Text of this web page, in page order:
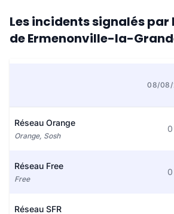
Les incidents signalés
de Ermenonville-la-
08/08/
Réseau Orange
Orange, Sosh
0
Réseau Free
Free
0
Réseau SFR